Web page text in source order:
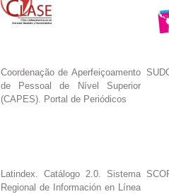
Coordenação de Aperfeiçoamento
de Pessoal de Nível Superior
(CAPES). Portal de Periódicos
Latindex. Catálogo 2.0. Sistema
Regional de Información en Línea